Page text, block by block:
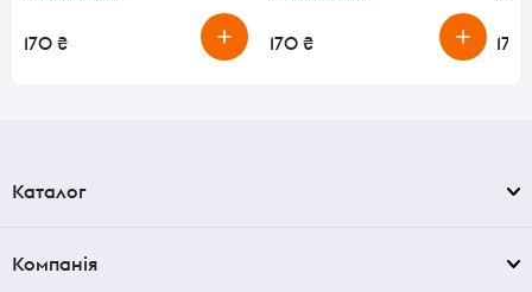
170 ₴ 170 ₴ 170
Каталог
Компанія